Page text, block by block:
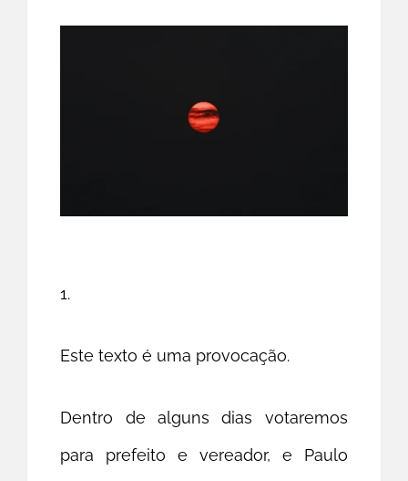
1.
Este texto é uma provocação.
Dentro de alguns dias votaremos
para prefeito e vereador, e Paulo